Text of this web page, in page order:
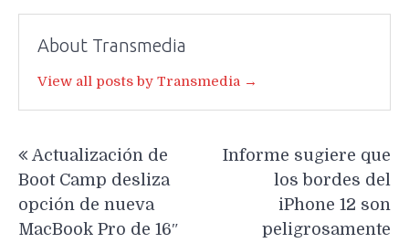
About Transmedia
View all posts by Transmedia →
de
entradas
Actualización de
Boot Camp desliza
opción de nueva
MacBook Pro de 16″
Informe sugiere que
los bordes del
iPhone 12 son
peligrosamente